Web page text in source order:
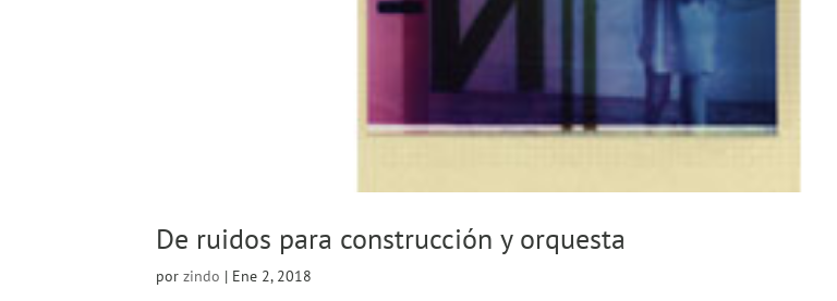
De ruidos para construcción y orquesta
por zindo | Ene 2, 2018